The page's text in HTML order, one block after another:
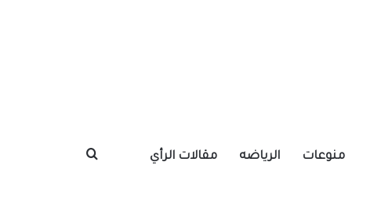
منوعات الرياضه مقالات الرأي بحث عن